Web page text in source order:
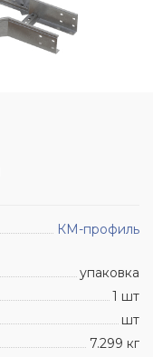
КМ-профиль
упаковка
1 шт
шт
7.299 кг